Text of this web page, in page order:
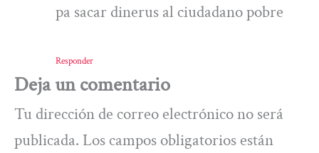
pa sacar dinerus al ciudadano pobre
Responder
Deja un comentario
Tu dirección de correo electrónico no será
publicada. Los campos obligatorios están